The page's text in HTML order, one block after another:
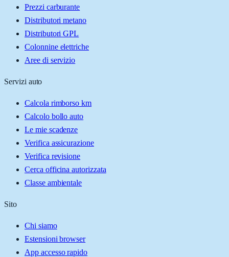
Prezzi carburante
Distributori metano
Distributori GPL
Colonnine elettriche
Aree di servizio
Servizi auto
Calcola rimborso km
Calcolo bollo auto
Le mie scadenze
Verifica assicurazione
Verifica revisione
Cerca officina autorizzata
Classe ambientale
Sito
Chi siamo
Estensioni browser
App accesso rapido